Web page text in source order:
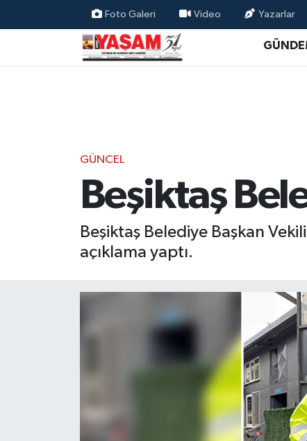
Foto Galeri Video Yazarlar
GÜNCEL
Beşiktaş
Beşiktaş Belediye Başkan
açıklama yaptı.